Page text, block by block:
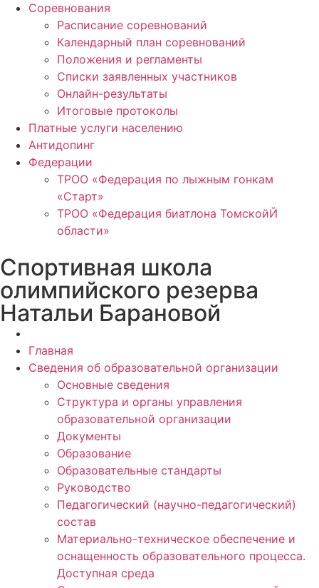
Соревнования
Расписание соревнований
Календарный план соревнований
Положения и регламенты
Списки заявленных участников
Онлайн-результаты
Итоговые протоколы
Платные услуги населению
Антидопинг
Федерации
ТРОО «Федерация по лыжным гонкам
«Старт»
ТРОО «Федерация биатлона ТомскойЙ
области»
Спортивная школа
олимпийского резерва
Натальи Барановой
Главная
Сведения об образовательной организации
Основные сведения
Структура и органы управления
образовательной организации
Документы
Образование
Образовательные стандарты
Руководство
Педагогический (научно-педагогический)
состав
Материально-техническое обеспечение и
оснащенность образовательного процесса.
Доступная среда